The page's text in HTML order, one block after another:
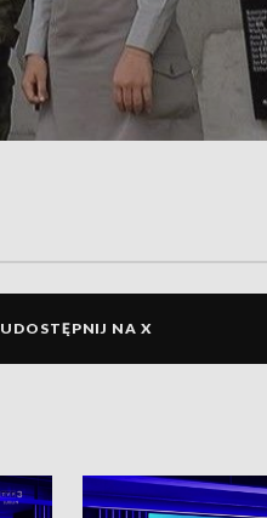
UDOSTĘPNIJ NA X